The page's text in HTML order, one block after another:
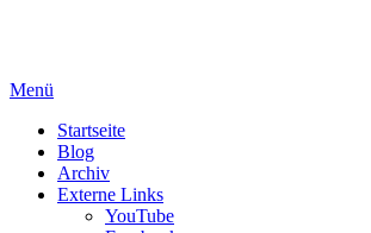
Menü
Startseite
Blog
Archiv
Externe Links
YouTube